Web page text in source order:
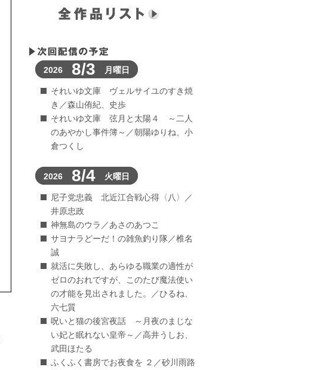
2026 8/3 月曜日
それいゆ文庫 ヴェルサイユのすき焼
き／森山侑紀、史歩
それいゆ文庫 弦月と太陽４ ～二人
のあやかし事件簿～／朝陽ゆりね、小
倉つくし
2026 8/4 火曜日
尼子党忠義 北近江合戦心得〈八〉／
井原忠政
神無島のウラ／あさのあつこ
サヨナラどーだ！の雑魚釣り隊／椎名
誠
就活に失敗し、あらゆる職業の適性が
ゼロのおれですが、このたび魔法使い
の才能を見出されました。／ひるね、
六七質
呪いと猫の後宮夜話 ～月夜のまじな
い妃と眠れない皇帝～／高井うしお、
武田ほたる
ふくふく書房でお夜食を ２／砂川雨路